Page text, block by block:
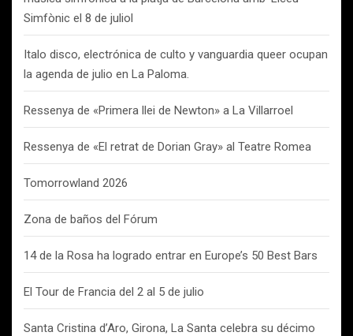
Simfònic el 8 de juliol
Italo disco, electrónica de culto y vanguardia queer ocupan
la agenda de julio en La Paloma.
Ressenya de «Primera llei de Newton» a La Villarroel
Ressenya de «El retrat de Dorian Gray» al Teatre Romea
Tomorrowland 2026
Zona de baños del Fórum
14 de la Rosa ha logrado entrar en Europe’s 50 Best Bars
El Tour de Francia del 2 al 5 de julio
Santa Cristina d’Aro, Girona, La Santa celebra su décimo